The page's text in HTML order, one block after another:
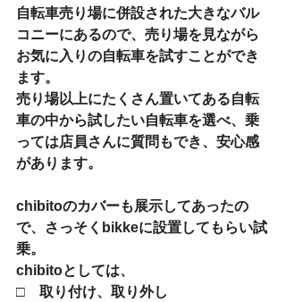
自転車売り場に併設された大きなバル
コニーにあるので、売り場を見ながら
お気に入りの自転車を試すことができ
ます。
売り場以上にたくさん置いてある自転
車の中から試したい自転車を選べ、乗
っては店員さんに質問もでき、安心感
があります。
chibitoのカバーも展示してあったの
で、さっそくbikkeに設置してもらい試
乗。
chibitoとしては、
□　取り付け、取り外し